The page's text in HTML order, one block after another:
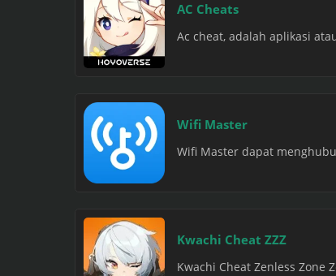
AC Cheats
Ac cheat, adalah aplikasi
Wifi Master
Wifi Master dapat
Kwachi Cheat ZZZ
Kwachi Cheat Zenless Zone